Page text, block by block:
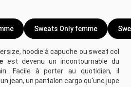
Sweats Only femme
hoodie à capuche ou sweat col
est devenu un incontournable du
Facile à porter au quotidien, il
jean, un pantalon cargo qu'une jupe